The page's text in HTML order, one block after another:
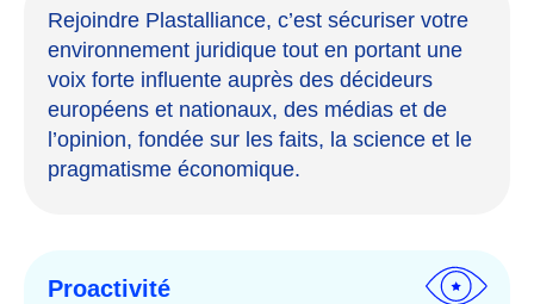
Rejoindre Plastalliance, c’est sécuriser votre
environnement juridique tout en portant une
voix forte influente auprès des décideurs
européens et nationaux, des médias et de
l’opinion, fondée sur les faits, la science et le
pragmatisme économique.
Proactivité